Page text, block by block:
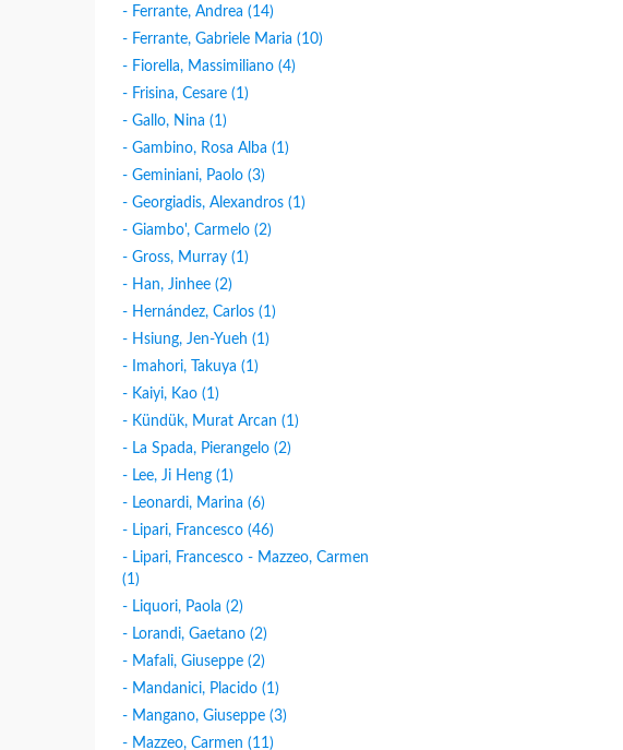
- Ferrante, Andrea (14)
- Ferrante, Gabriele Maria (10)
- Fiorella, Massimiliano (4)
- Frisina, Cesare (1)
- Gallo, Nina (1)
- Gambino, Rosa Alba (1)
- Geminiani, Paolo (3)
- Georgiadis, Alexandros (1)
- Giambo', Carmelo (2)
- Gross, Murray (1)
- Han, Jinhee (2)
- Hernández, Carlos (1)
- Hsiung, Jen-Yueh (1)
- Imahori, Takuya (1)
- Kaiyi, Kao (1)
- Kündük, Murat Arcan (1)
- La Spada, Pierangelo (2)
- Lee, Ji Heng (1)
- Leonardi, Marina (6)
- Lipari, Francesco (46)
- Lipari, Francesco - Mazzeo, Carmen
(1)
- Liquori, Paola (2)
- Lorandi, Gaetano (2)
- Mafali, Giuseppe (2)
- Mandanici, Placido (1)
- Mangano, Giuseppe (3)
- Mazzeo, Carmen (11)